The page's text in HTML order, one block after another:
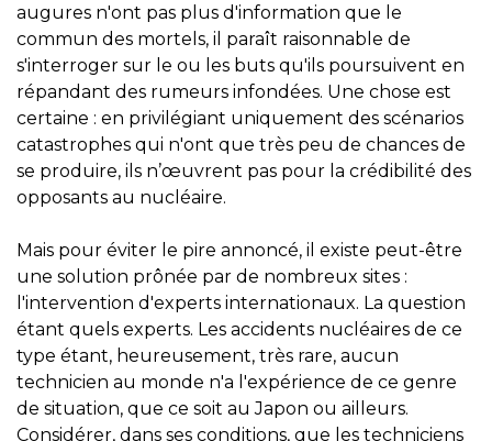
augures n'ont pas plus d'information que le
commun des mortels, il paraît raisonnable de
s'interroger sur le ou les buts qu'ils poursuivent en
répandant des rumeurs infondées. Une chose est
certaine : en privilégiant uniquement des scénarios
catastrophes qui n'ont que très peu de chances de
se produire, ils n’œuvrent pas pour la crédibilité des
opposants au nucléaire.
Mais pour éviter le pire annoncé, il existe peut-être
une solution prônée par de nombreux sites :
l'intervention d'experts internationaux. La question
étant quels experts. Les accidents nucléaires de ce
type étant, heureusement, très rare, aucun
technicien au monde n'a l'expérience de ce genre
de situation, que ce soit au Japon ou ailleurs.
Considérer, dans ses conditions, que les techniciens